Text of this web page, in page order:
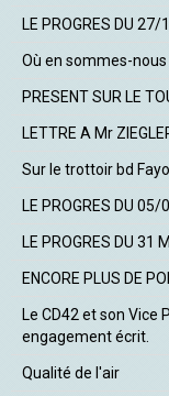
LE PROGRES DU
Où en sommes-nous
PRESENT SUR LE
LETTRE A Mr
Sur le trottoir bd Fayol.
LE PROGRES DU
LE PROGRES DU 31
ENCORE PLUS DE
Le CD42 et son
engagement écrit.
Qualité de l'air